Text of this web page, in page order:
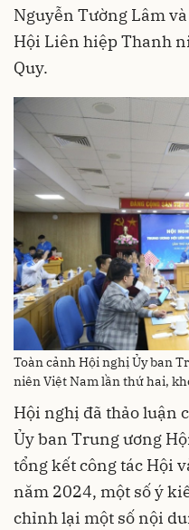
Nguyễn Tường Lâm
Hội Liên hiệp Thanh
Quy.
Toàn cảnh Hội nghị Ủy ban
niên Việt Nam lần thứ hai,
Hội nghị đã thảo luận
Ủy ban Trung ương
tổng kết công tác Hội
năm 2024, một số ý
chỉnh lại một số nội